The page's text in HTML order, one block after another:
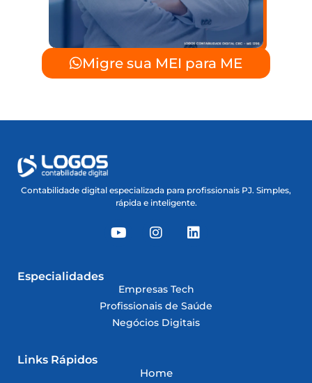
Migre sua MEI para ME
Contabilidade digital especializada para profissionais PJ. Simples,
rápida e inteligente.
Especialidades
Empresas Tech
Profissionais de Saúde
Negócios Digitais
Links Rápidos
Home